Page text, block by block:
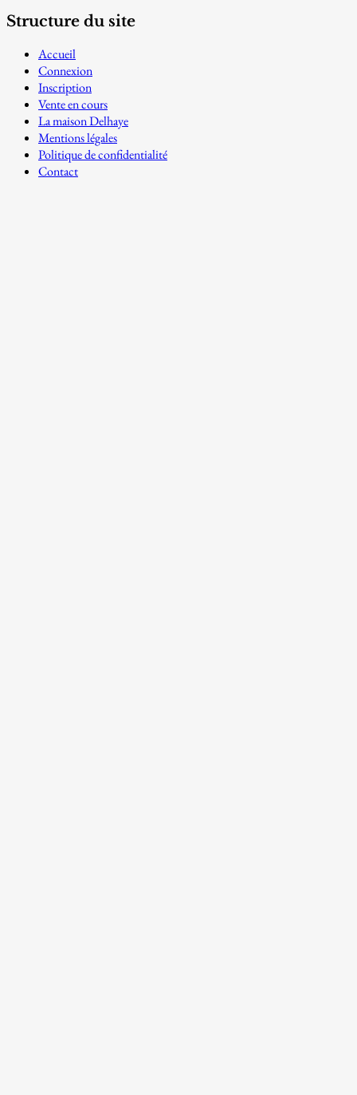
Structure du site
Accueil
Connexion
Inscription
Vente en cours
La maison Delhaye
Mentions légales
Politique de confidentialité
Contact